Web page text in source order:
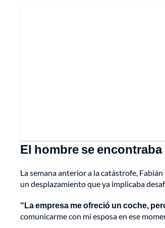
El hombre se
La semana anterior a la catástrofe,
un desplazamiento que ya implicaba
“La empresa me ofreció un coche,
comunicarme con mi esposa en ese